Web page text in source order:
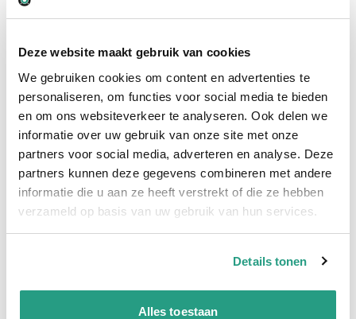
Deze website maakt gebruik van cookies
We gebruiken cookies om content en advertenties te
personaliseren, om functies voor social media te bieden
en om ons websiteverkeer te analyseren. Ook delen we
informatie over uw gebruik van onze site met onze
partners voor social media, adverteren en analyse. Deze
partners kunnen deze gegevens combineren met andere
informatie die u aan ze heeft verstrekt of die ze hebben
verzameld op basis van uw gebruik van hun services.
Details tonen
Alles toestaan
Snelle levering
Snel naar
Meer informatie
Meer informatie
Maatvoering koppeling 2"
We zijn beschikbaar van ma t/m vr van 08:00 tot 17:00 uur.